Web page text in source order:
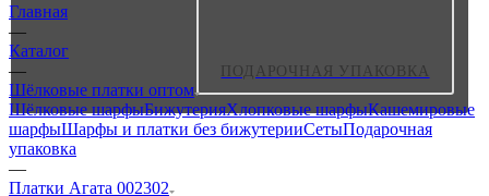
ПОДАРОЧНАЯ УПАКОВКА
Главная
—
Каталог
—
Шёлковые платки оптом
Шёлковые шарфыБижутерияХлопковые шарфыКашемировые
шарфыШарфы и платки без бижутерииСетыПодарочная
упаковка
—
Платки Агата 002302